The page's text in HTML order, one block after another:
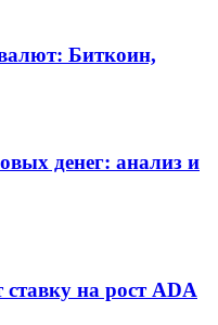
Биткоин,
денег: анализ и
на рост ADA